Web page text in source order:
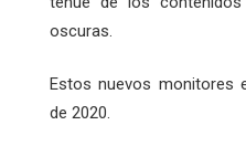
oscuras.
Estos nuevos monitores
de 2020.